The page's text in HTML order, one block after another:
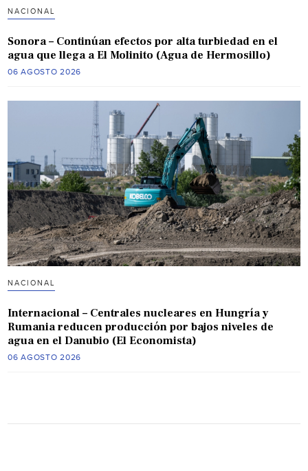
NACIONAL
Sonora – Continúan efectos por alta turbiedad en el
agua que llega a El Molinito (Agua de Hermosillo)
06 AGOSTO 2026
NACIONAL
Internacional – Centrales nucleares en Hungría y
Rumania reducen producción por bajos niveles de
agua en el Danubio (El Economista)
06 AGOSTO 2026